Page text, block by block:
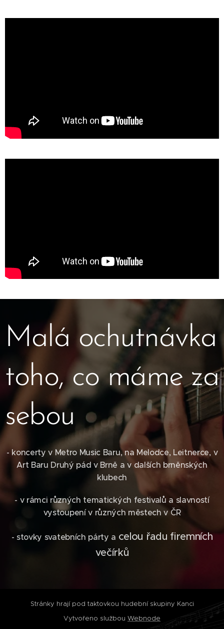
Malá ochutnávka
toho, co máme za
sebou
- koncerty v Metro Music Baru, na Melodce, Leitnerce, v
Art Baru Druhý pád v Brně a v dalších brněnských
klubech
- v rámci různých tematických festivalů a slavností
vystoupení v různých městech v ČR
- stovky svatebních párty a celou řadu firemních
večírků
Stránky hrají pod taktovkou hudební skupiny Kanci
Vytvořeno službou Webnode